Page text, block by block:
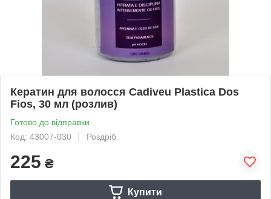
Кератин для волосся Cadiveu Plastica Dos
Fios, 30 мл (розлив)
Готово до відправки
Код: 43007-030
Роздріб
225 ₴
Купити